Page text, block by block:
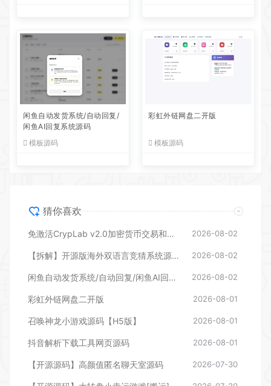
闲鱼自动发货系统/自动回复/
闲鱼AI回复系统源码
模板源码
彩虹外链网盘二开版
模板源码
猜你喜欢
免激活CrypLab v2.0加密货币交易和拍卖系统源码，前台新增中文后台全部汉化 2026-08-02
【拆解】开源版海外双语言竞猜系统源码 2026-08-02
闲鱼自动发货系统/自动回复/闲鱼AI回复系统源码 2026-08-02
彩虹外链网盘二开版 2026-08-01
召唤神龙小游戏源码【H5版】 2026-08-01
抖音解析下载工具网页源码 2026-08-01
【开源源码】高颜值匿名聊天室源码 2026-07-30